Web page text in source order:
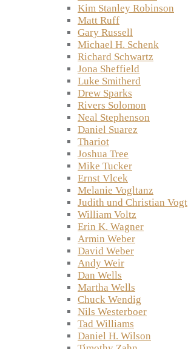
Kim Stanley Robinson
Matt Ruff
Gary Russell
Michael H. Schenk
Richard Schwartz
Jona Sheffield
Luke Smitherd
Drew Sparks
Rivers Solomon
Neal Stephenson
Daniel Suarez
Thariot
Joshua Tree
Mike Tucker
Ernst Vlcek
Melanie Vogltanz
Judith und Christian Vogt
William Voltz
Erin K. Wagner
Armin Weber
David Weber
Andy Weir
Dan Wells
Martha Wells
Chuck Wendig
Nils Westerboer
Tad Williams
Daniel H. Wilson